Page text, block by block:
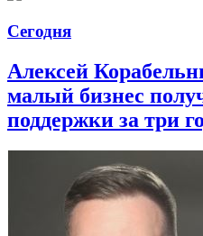
Сегодня
Алексей
малый бизнес
поддержки за три